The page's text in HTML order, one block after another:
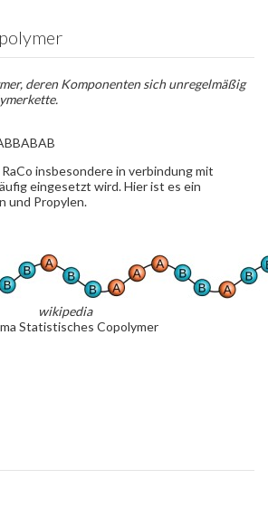
deren Komponenten sich unregelmäßig
insbesondere in verbindung mit
eingesetzt wird. Hier ist es ein
und Propylen.
wikipedia
Statistisches Copolymer